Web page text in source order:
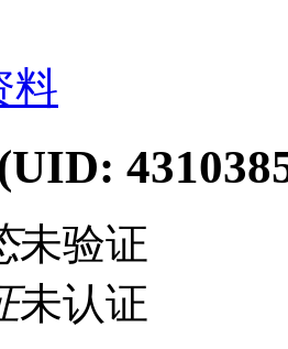
料
未验证
未认证